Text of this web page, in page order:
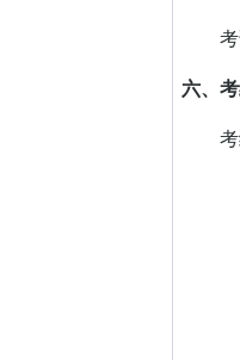
考试
六、
考级